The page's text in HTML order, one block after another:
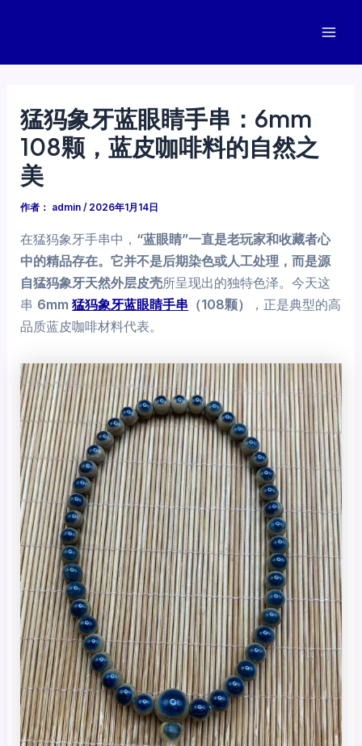
猛犸象牙蓝眼睛手串：6mm
108颗，蓝皮咖啡料的自然之
美
作者： admin/ 2026年1月14日
在猛犸象牙手串中， “蓝眼睛”一直是老玩家和收藏者心
中的精品存在。它并不是后期染色或人工处理，而是源
自猛犸象牙天然外层皮壳所呈现出的独特色泽。今天这
串 6mm猛犸象牙蓝眼睛手串 （108颗）
，正是典型的高
品质蓝皮咖啡材料代表。